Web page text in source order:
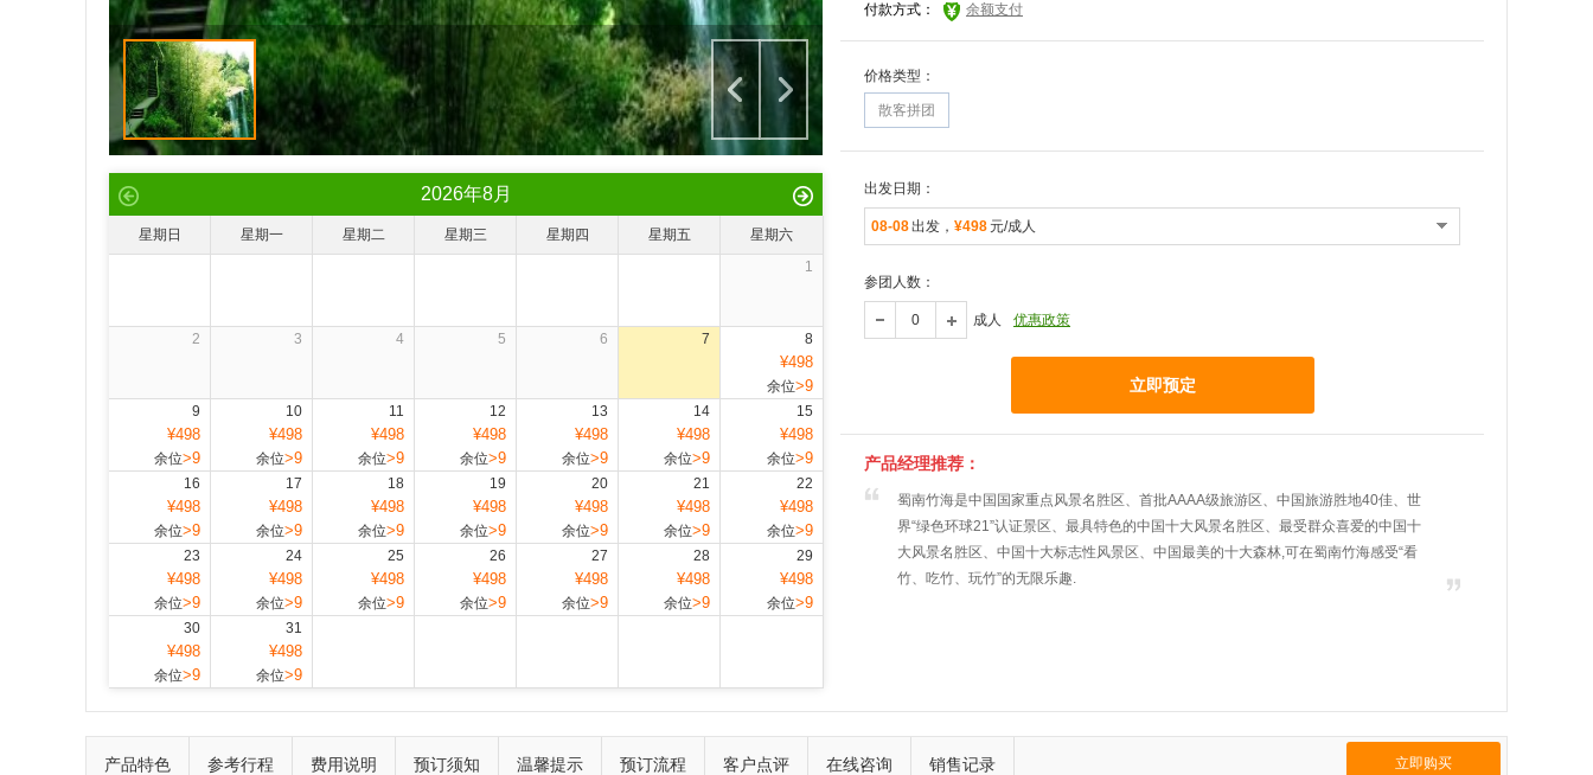
上一个 下一个
2026年8月
星期日 星期一 星期二 星期三 星期四 星期五
星期六
1
2 3 4 5 6 7 8
¥498
余位>9
9
¥498
余位>9
10
¥498
余位>9
11
¥498
余位>9
12
¥498
余位>9
13
¥498
余位>9
14
¥498
余位>9
15
¥498
余位>9
16
¥498
余位>9
17
¥498
余位>9
18
¥498
余位>9
19
¥498
余位>9
20
¥498
余位>9
21
¥498
余位>9
22
¥498
余位>9
23
¥498
余位>9
24
¥498
余位>9
25
¥498
余位>9
26
¥498
余位>9
27
¥498
余位>9
28
¥498
余位>9
29
¥498
余位>9
30
¥498
余位>9
31
¥498
余位>9
付款方式： 余额支付
价格类型：
散客拼团
出发日期：
08-08出发， ¥498元/成人
参团人数：
成人 优惠政策
立即预定
产品经理推荐：
蜀南竹海是中国国家重点风景名胜区、首批AAAA级旅游区、中国旅游胜地40佳、世
界“绿色环球21”认证景区、最具特色的中国十大风景名胜区、最受群众喜爱的中国十
大风景名胜区、中国十大标志性风景区、中国最美的十大森林,可在蜀南竹海感受“看
竹、吃竹、玩竹”的无限乐趣.
立即购买
产品特色 参考行程 费用说明 预订须知 温馨提示 预订流程 客户点评 在线咨询 销售记录